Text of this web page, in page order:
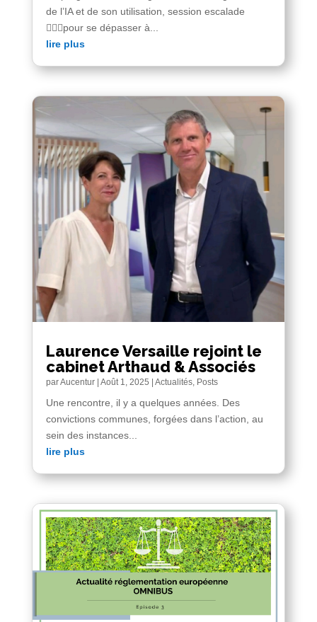
de l’IA et de son utilisation, session escalade
🧗🏻‍♂️pour se dépasser à...
lire plus
Laurence Versaille rejoint le
cabinet Arthaud & Associés
parAucentur| Août 1, 2025 | Actualités, Posts
Une rencontre, il y a quelques années. Des
convictions communes, forgées dans l’action, au
sein des instances...
lire plus